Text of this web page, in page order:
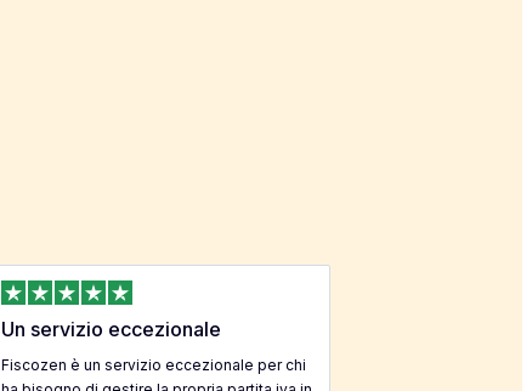
Un servizio eccezionale
Fiscozen è un servizio eccezionale per chi